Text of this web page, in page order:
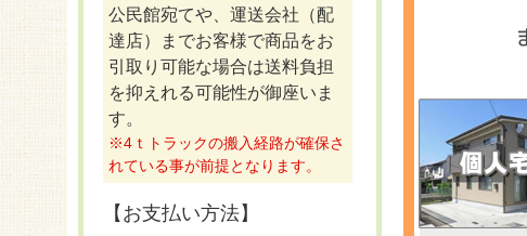
公民館宛てや、運送会社（配
達店）までお客様で商品をお
引取り可能な場合は送料負担
を抑えれる可能性が御座いま
す。
※4ｔトラックの搬入経路が確保さ
れている事が前提となります。
【お支払い方法】